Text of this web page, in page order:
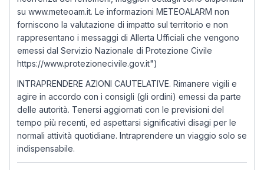
su www.meteoam.it. Le informazioni METEOALARM non
forniscono la valutazione di impatto sul territorio e non
rappresentano i messaggi di Allerta Ufficiali che vengono
emessi dal Servizio Nazionale di Protezione Civile
https://www.protezionecivile.gov.it")
INTRAPRENDERE AZIONI CAUTELATIVE. Rimanere vigili e
agire in accordo con i consigli (gli ordini) emessi da parte
delle autorità. Tenersi aggiornati con le previsioni del
tempo più recenti, ed aspettarsi significativi disagi per le
normali attività quotidiane. Intraprendere un viaggio solo se
indispensabile.